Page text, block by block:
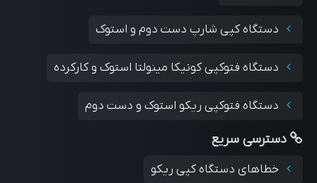
دستگاه کپی شارپ دست دوم و استوک
دستگاه فتوکپی کونیکا مینولتا استوک و کارکرده
دستگاه فتوکپی ریکو استوک و دست دوم
دسترسی سریع
خطاهای دستگاه کپی ریکو